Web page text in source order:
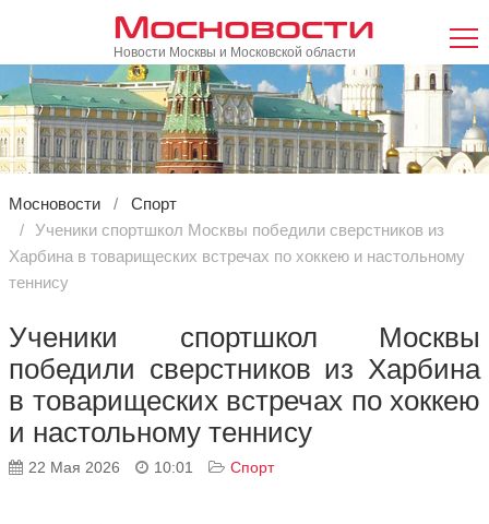
Мосновости
Новости Москвы и Московской области
Мосновости
Спорт
Ученики спортшкол Москвы победили сверстников из
Харбина в товарищеских встречах по хоккею и настольному
теннису
Ученики спортшкол Москвы
победили сверстников из Харбина
в товарищеских встречах по хоккею
и настольному теннису
22 Мая 2026 10:01 Спорт